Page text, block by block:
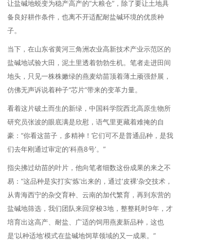
让盐碱地蜕变为稳产高产的“大粮仓”，除了要让土地具
备良好耕作条件，也离不开适配耐盐碱环境的优质种
子。
当下，在山东省黄河三角洲农业高新技术产业示范区的
盐碱地试验大田，泥土里透着勃勃生机。笔者走进田间
地头，只见一株株嫩绿的燕麦幼苗顶着薄土顽强舒展，
仿佛无声诉说着种子“芯片”带来的变革力量。
看着这片破土而生的新绿，中国科学院西北高原生物所
研究员张波的眼底满是欣慰，语气里更藏着难掩的自
豪：“你看这苗子，多精神！它们可不是普通品种，是我
们去年刚通过审定的‘科燕8号’。”
指尖拂过幼苗的叶片，他向笔者细数这份成果的来之不
易：“这品种是实打实‘炼’出来的，通过‘皮裸’杂交技术，
从青海西宁的杂交育种、云南的加代繁育，再到东营的
盐碱地筛选，我们团队来回穿梭3地，整整耗时9年，才
培育出这高产、耐盐、广适的饲用燕麦新品种，这也
是‘以种适地’模式在盐碱地饲草领域的又一成果。”